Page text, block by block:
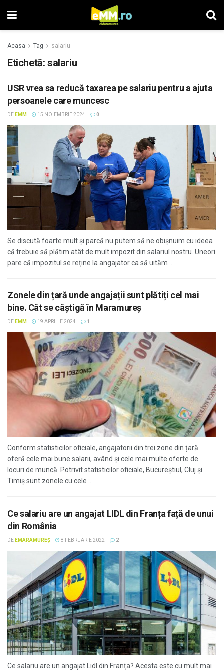
Acasa Tag salariu
Etichetă: salariu
USR vrea sa reducă taxarea pe salariu pentru a ajuta
persoanele care muncesc
DE EMM 15 NOIEMBRIE 2024 0
Se discută foarte mult și parcă nu putem să ne obișnuim cu ideea
că trebuie să plătim atât de mult impozit din salariul nostru. Uneori
pare că impozitul se reține la angajator ca să uităm ...
Zonele din țară unde angajații sunt plătiți cel mai
bine. Cât se câştigă în Maramureş
DE EMM 19 APRILIE 2024 1
Conform statisticilor oficiale, angajatorii din trei zone din țară
oferă cele mai bune salarii, având și cele mai multe oferte de
locuri de muncă. Potrivit statisticilor oficiale, Bucureștiul, Cluj și
Timiș sunt zonele cu cele ...
Ce salariu are un angajat LIDL din Franța față de unui
din România
DE EMARAMUREȘ 8 FEBRUARIE 2022 2
Ce salariu are un angajat Lidl din Franța? Acesta este cu mult mai